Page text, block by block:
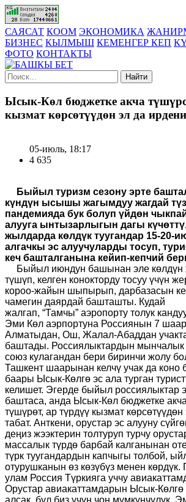
САЯСАТ КООМ ЭКОНОМИКА
БИЗНЕС КЫЛМЫШ КЕМЕНГЕР КЕП
ФОТО КОНТАКТЫ
Найти
Ысык-Көл бюджетке акча
кызмат көрсөтүүдөн эл да
05-июль, 18:17
4 635
Быйыл туризм сезону эрте
күндүн ысышы жагымдуу жагдай
пандемияда бук болуп үйдөн
алууга ынтызарлыгын дагы
жылдарда көлдүк туугандар 15-20-
алгачкы эс алуучуларды тосуп,
кеч башталганына кейип-кепчий
Быйыл июндун башынан эле көлдүн
түшүп, келген конокторду тосуу үчүн
короо-жайын шыпырып, дарбазасын
чамегин даярдай башташты. Кудай
жалгап, “Тамчы” аэропорту толук
Эми Көл аэрпортуна Россиянын 7
Алматыдан, Ош, Жалал-Абаддан
баштады. Россиялыктардын мынчалык
союз кулагандан бери биринчи жолу
Ташкент шаарынан келчү учак да коно
баары Ысык-Көлгө эс ала турган
келишет. Эгерде быйыл россиялыктар
баштаса, анда Ысык-Көл бюджетке
түшүрөт, ар түрдүү кызмат
табат. Анткени, орустар эс алууну
деңиз жээктерин толтуруп турчу
массалык түрдө барбай калганынан
түрк туугандардын капчыгы толбой,
отурушканын өз көзүбүз менен
улам Россия Түркияга уччу
Орустар авиакаттамдарын Ысык-Көлгө